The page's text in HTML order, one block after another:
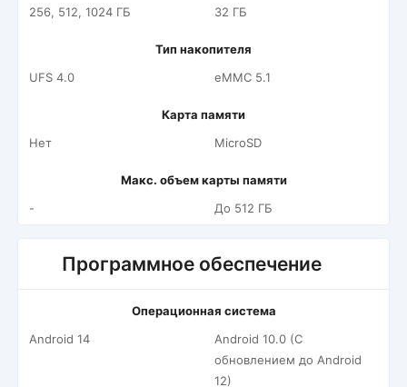
256, 512, 1024 ГБ
32 ГБ
Тип накопителя
UFS 4.0
eMMC 5.1
Карта памяти
Нет
MicroSD
Макс. объем карты памяти
-
До 512 ГБ
Программное обеспечение
Операционная система
Android 14
Android 10.0 (С
обновлением до Android
12)